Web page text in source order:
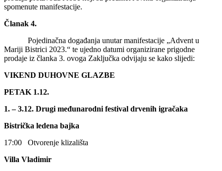
spomenute manifestacije.
Članak 4.
Pojedinačna događanja unutar manifestacije „Advent u
Mariji Bistrici 2023.“ te ujedno datumi organizirane prigodne
prodaje iz članka 3. ovoga Zaključka odvijaju se kako slijedi:
VIKEND DUHOVNE GLAZBE
PETAK 1.12.
1. – 3.12. Drugi međunarodni festival drvenih igračaka
Bistrička ledena bajka
17:00 Otvorenje klizališta
Villa Vladimir